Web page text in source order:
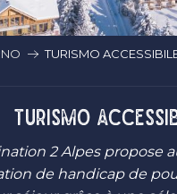
TURISMO
TURISMO
2 Alpes propose
de handicap de